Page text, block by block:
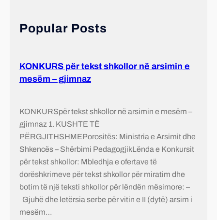
Popular Posts
KONKURS për tekst shkollor në arsimin e
mesëm – gjimnaz
KONKURSpër tekst shkollor në arsimin e mesëm –
gjimnaz 1. KUSHTE TË
PËRGJITHSHMEPorositës: Ministria e Arsimit dhe
Shkencës – Shërbimi PedagogjikLënda e Konkursit
për tekst shkollor: Mbledhja e ofertave të
dorëshkrimeve për tekst shkollor për miratim dhe
botim të një teksti shkollor për lëndën mësimore: –
Gjuhë dhe letërsia serbe për vitin e II (dytë) arsim i
mesëm…